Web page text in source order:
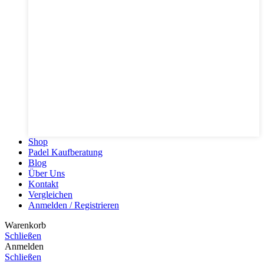
Shop
Padel Kaufberatung
Blog
Über Uns
Kontakt
Vergleichen
Anmelden / Registrieren
Warenkorb
Schließen
Anmelden
Schließen